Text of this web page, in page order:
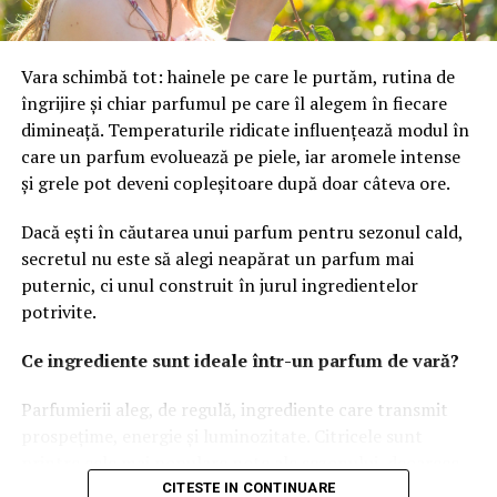
Ce ar trebuii sa stii despre serviciul de inchirieri masini
fara garantie
NU RATATI
Banca Locală de Alimente Sector 6: unde generozitatea
prinde formă concretă, zi de zi.
unor eventuale oferte de preluare, însă a subliniat că
sa. transmite CNBC.
Vara schimbă tot: hainele pe care le purtăm, rutina de
îngrijire și chiar parfumul pe care îl alegem în fiecare
dimineață. Temperaturile ridicate influențează modul în
care un parfum evoluează pe piele, iar aromele intense
și grele pot deveni copleșitoare după doar câteva ore.
Dacă ești în căutarea unui parfum pentru sezonul cald,
secretul nu este să alegi neapărat un parfum mai
puternic, ci unul construit în jurul ingredientelor
potrivite.
Ce ingrediente sunt ideale într-un parfum de vară?
Parfumierii aleg, de regulă, ingrediente care transmit
printre cele mai populare note ale sezonului, deoarece
oferă o senzație imediată de prospețime și se dezvoltă
CITESTE IN CONTINUARE